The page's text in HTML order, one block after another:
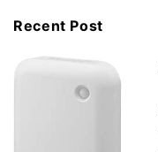
Recent Post